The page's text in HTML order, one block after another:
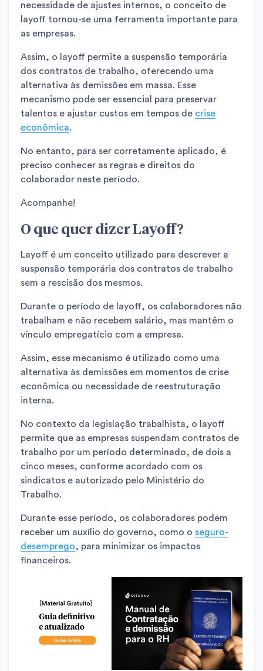
necessidade de ajustes internos, o conceito de
layoff tornou-se uma ferramenta importante para
as empresas.
Assim, o layoff permite a suspensão temporária
dos contratos de trabalho, oferecendo uma
alternativa às demissões em massa. Esse
mecanismo pode ser essencial para preservar
talentos e ajustar custos em tempos de crise
econômica.
No entanto, para ser corretamente aplicado, é
preciso conhecer as regras e direitos do
colaborador neste período.
Acompanhe!
O que quer dizer Layoff?
Layoff é um conceito utilizado para descrever a
suspensão temporária dos contratos de trabalho
sem a rescisão dos mesmos.
Durante o período de layoff, os colaboradores não
trabalham e não recebem salário, mas mantêm o
vínculo empregatício com a empresa.
Assim, esse mecanismo é utilizado como uma
alternativa às demissões em momentos de crise
econômica ou necessidade de reestruturação
interna.
No contexto da legislação trabalhista, o layoff
permite que as empresas suspendam contratos de
trabalho por um período determinado, de dois a
cinco meses, conforme acordado com os
sindicatos e autorizado pelo Ministério do
Trabalho.
Durante esse período, os colaboradores podem
receber um auxílio do governo, como o seguro-
desemprego, para minimizar os impactos
financeiros.